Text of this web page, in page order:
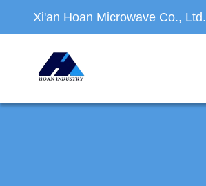
Xi'an Hoan Microwave Co., Ltd.